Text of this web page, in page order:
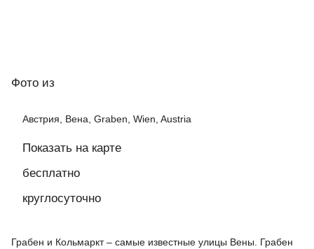
Фото из
Австрия, Вена, Graben, Wien, Austria
Показать на карте
бесплатно
круглосуточно
Грабен и Кольмаркт – самые известные улицы Вены. Грабен